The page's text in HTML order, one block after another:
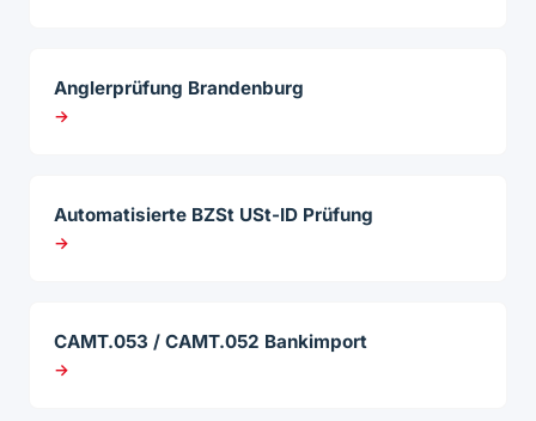
Anglerprüfung Brandenburg
→
Automatisierte BZSt USt-ID Prüfung
→
CAMT.053 / CAMT.052 Bankimport
→